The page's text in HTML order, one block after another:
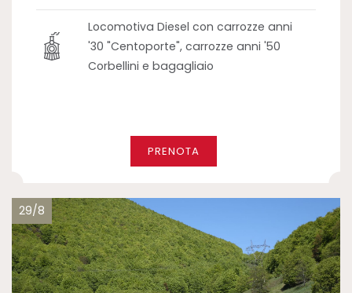
Locomotiva Diesel con carrozze anni
'30 "Centoporte", carrozze anni '50
Corbellini e bagagliaio
PRENOTA
29/8